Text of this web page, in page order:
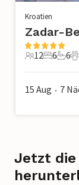
Kroatien
Zadar-
12 Gäste
12
6
6
6
6
0
15 Aug • 7
Jetzt die